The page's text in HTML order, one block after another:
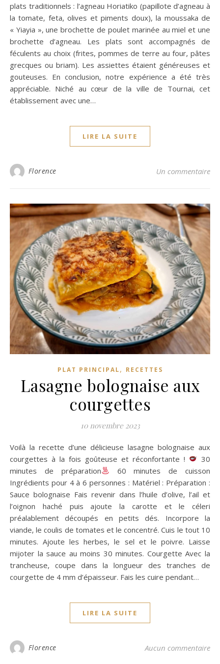
plats traditionnels : l’agneau Horiatiko (papillote d’agneau à
la tomate, feta, olives et piments doux), la moussaka de
« Yiayia », une brochette de poulet marinée au miel et une
brochette d’agneau. Les plats sont accompagnés de
féculents au choix (frites, pommes de terre au four, pâtes
grecques ou briam). Les assiettes étaient généreuses et
gouteuses. En conclusion, notre expérience a été très
appréciable. Niché au cœur de la ville de Tournai, cet
établissement avec une…
LIRE LA SUITE
Florence Un commentaire
PLAT PRINCIPAL, RECETTES
Lasagne bolognaise aux
courgettes
10 novembre 2023
Voilà la recette d’une délicieuse lasagne bolognaise aux
courgettes à la fois goûteuse et réconfortante !
30
minutes de préparation
60 minutes de cuisson
Ingrédients pour 4 à 6 personnes : Matériel : Préparation :
Sauce bolognaise Fais revenir dans l’huile d’olive, l’ail et
l’oignon haché puis ajoute la carotte et le céleri
préalablement découpés en petits dés. Incorpore la
viande, le coulis de tomates et le concentré. Cuis le tout 10
minutes. Ajoute les herbes, le sel et le poivre. Laisse
mijoter la sauce au moins 30 minutes. Courgette Avec la
trancheuse, coupe dans la longueur des tranches de
courgette de 4 mm d’épaisseur. Fais les cuire pendant…
LIRE LA SUITE
Florence Aucun commentaire